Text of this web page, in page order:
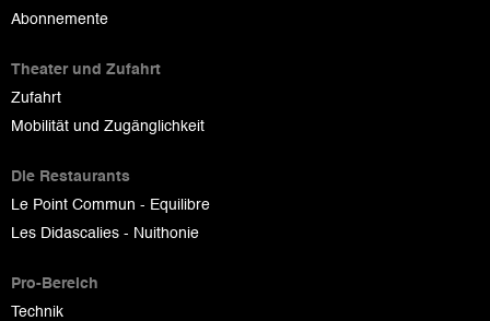
Abonnemente
Theater und Zufahrt
Zufahrt
Mobilität und Zugänglichkeit
Die Restaurants
Le Point Commun - Equilibre
Les Didascalies - Nuithonie
Pro-Bereich
Technik